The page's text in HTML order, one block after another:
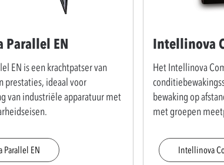
EN
EN is een krachtpatser van
prestaties, ideaal voor
van industriële apparatuur met
EN
Intellinova
Het Intellinova
bewaking op
met groepen
Intellinova